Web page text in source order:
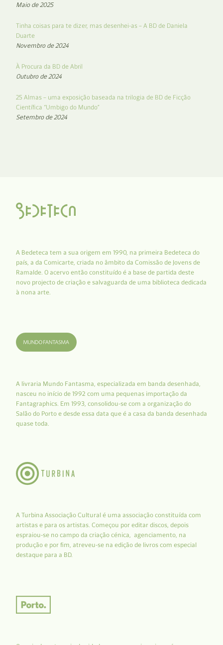
Maio de 2025
Tinha coisas para te dizer, mas desenhei-as – A BD de Daniela
Duarte
Novembro de 2024
À Procura da BD de Abril
Outubro de 2024
25 Almas – uma exposição baseada na trilogia de BD de Ficção
Científica “Umbigo do Mundo”
Setembro de 2024
A Bedeteca tem a sua origem em 1990, na primeira Bedeteca do
país, a da Comicarte, criada no âmbito da Comissão de Jovens de
Ramalde. O acervo então constituído é a base de partida deste
novo projecto de criação e salvaguarda de uma biblioteca dedicada
à nona arte.
A livraria Mundo Fantasma, especializada em banda desenhada,
nasceu no início de 1992 com uma pequenas importação da
Fantagraphics. Em 1993, consolidou-se com a organização do
Salão do Porto e desde essa data que é a casa da banda desenhada
quase toda.
A Turbina Associação Cultural é uma associação constituída com
artistas e para os artistas. Começou por editar discos, depois
espraiou-se no campo da criação cénica, agenciamento, na
produção e por fim, atreveu-se na edição de livros com especial
destaque para a BD.